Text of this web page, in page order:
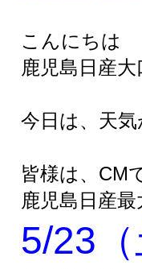
こんにちは
鹿児島日産
今日は、天
皆様は、CM
鹿児島日産
5/23